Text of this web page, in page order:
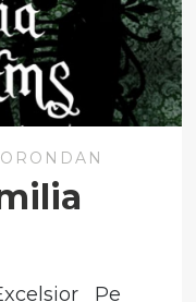
Pe